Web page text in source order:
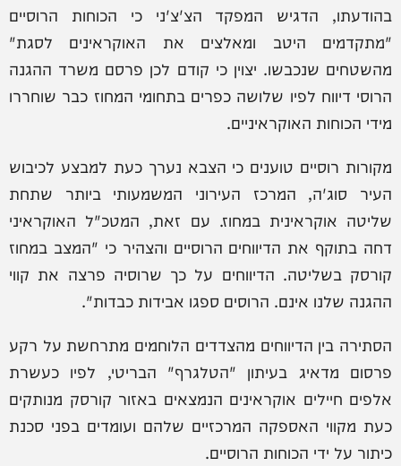
בהודעתו, הדגיש המפקד הצ'צ'ני כי הכוחות הרוסיים
"מתקדמים היטב ומאלצים את האוקראינים לסגת"
מהשטחים שנכבשו. יצוין כי קודם לכן פרסם משרד ההגנה
הרוסי דיווח לפיו שלושה כפרים בתחומי המחוז כבר שוחררו
מידי הכוחות האוקראיניים.
מקורות רוסיים טוענים כי הצבא נערך כעת למבצע לכיבוש
העיר סוג'ה, המרכז העירוני המשמעותי ביותר שתחת
שליטה אוקראינית במחוז. עם זאת, המטכ"ל האוקראיני
דחה בתוקף את הדיווחים הרוסיים והצהיר כי "המצב במחוז
קורסק בשליטה. הדיווחים על כך שרוסיה פרצה את קווי
ההגנה שלנו אינם. הרוסים ספגו אבידות כבדות".
הסתירה בין הדיווחים מהצדדים הלוחמים מתרחשת על רקע
פרסום מדאיג בעיתון "הטלגרף" הבריטי, לפיו כעשרת
אלפים חיילים אוקראינים הנמצאים באזור קורסק מנותקים
כעת מקווי האספקה המרכזיים שלהם ועומדים בפני סכנת
כיתור על ידי הכוחות הרוסיים.